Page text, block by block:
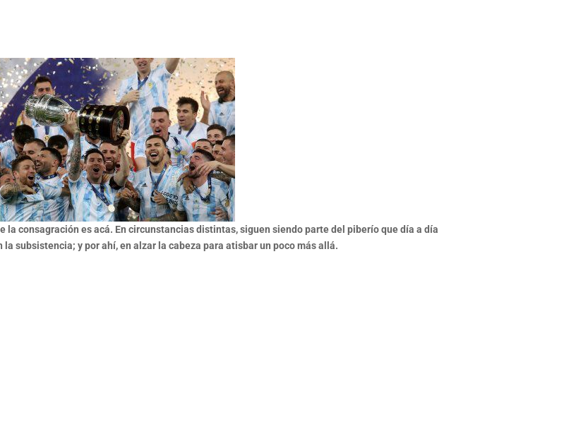
la consagración es acá. En circunstancias distintas, siguen siendo parte del piberío que día a día
subsistencia; y por ahí, en alzar la cabeza para atisbar un poco más allá.